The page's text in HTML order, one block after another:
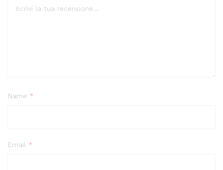
Name *
Email *